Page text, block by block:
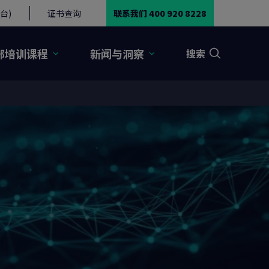
) 证书查询 联系我们 400 920 8228
培训课程 新闻与洞察 搜索